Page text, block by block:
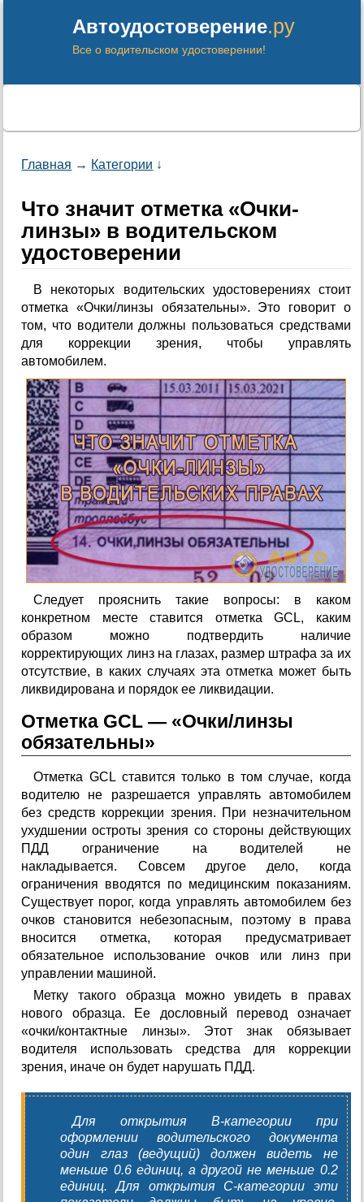
Автоудостоверение.ру
Все о водительском удостоверении!
Главная → Категории ↓
Что значит отметка «Очки-
линзы» в водительском
удостоверении
В некоторых водительских удостоверениях стоит
отметка «Очки/линзы обязательны». Это говорит о
том, что водители должны пользоваться средствами
для коррекции зрения, чтобы управлять
автомобилем.
Следует прояснить такие вопросы: в каком
конкретном месте ставится отметка GCL, каким
образом можно подтвердить наличие
корректирующих линз на глазах, размер штрафа за их
отсутствие, в каких случаях эта отметка может быть
ликвидирована и порядок ее ликвидации.
Отметка GCL — «Очки/линзы
обязательны»
Отметка GCL ставится только в том случае, когда
водителю не разрешается управлять автомобилем
без средств коррекции зрения. При незначительном
ухудшении остроты зрения со стороны действующих
ПДД ограничение на водителей не
накладывается. Совсем другое дело, когда
ограничения вводятся по медицинским показаниям.
Существует порог, когда управлять автомобилем без
очков становится небезопасным, поэтому в права
вносится отметка, которая предусматривает
обязательное использование очков или линз при
управлении машиной.
Метку такого образца можно увидеть в правах
нового образца. Ее дословный перевод означает
«очки/контактные линзы». Этот знак обязывает
водителя использовать средства для коррекции
зрения, иначе он будет нарушать ПДД.
Для открытия В-категории при
оформлении водительского документа
один глаз (ведущий) должен видеть не
меньше 0.6 единиц, а другой не меньше 0.2
единиц. Для открытия С-категории эти